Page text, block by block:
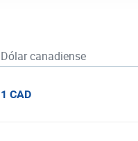
Dólar canadiense
1 CAD